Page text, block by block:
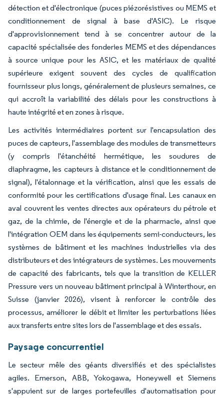
détection et d'électronique (puces piézorésistives ou MEMS et
conditionnement de signal à base d'ASIC). Le risque
d'approvisionnement tend à se concentrer autour de la
capacité spécialisée des fonderies MEMS et des dépendances
à source unique pour les ASIC, et les matériaux de qualité
supérieure exigent souvent des cycles de qualification
fournisseur plus longs, généralement de plusieurs semaines, ce
qui accroît la variabilité des délais pour les constructions à
haute intégrité et en zones à risque.
Les activités intermédiaires portent sur l'encapsulation des
puces de capteurs, l'assemblage des modules de transmetteurs
(y compris l'étanchéité hermétique, les soudures de
diaphragme, les capteurs à distance et le conditionnement de
signal), l'étalonnage et la vérification, ainsi que les essais de
conformité pour les certifications d'usage final. Les canaux en
aval couvrent les ventes directes aux opérateurs du pétrole et
gaz, de la chimie, de l'énergie et de la pharmacie, ainsi que
l'intégration OEM dans les équipements semi-conducteurs, les
systèmes de bâtiment et les machines industrielles via des
distributeurs et des intégrateurs de systèmes. Les mouvements
de capacité des fabricants, tels que la transition de KELLER
Pressure vers un nouveau bâtiment principal à Winterthour, en
Suisse (janvier 2026), visent à renforcer le contrôle des
processus, améliorer le débit et limiter les perturbations liées
aux transferts entre sites lors de l'assemblage et des essais.
Paysage concurrentiel
Le secteur mêle des géants diversifiés et des spécialistes
agiles. Emerson, ABB, Yokogawa, Honeywell et Siemens
s'appuient sur de larges portefeuilles d'automatisation pour